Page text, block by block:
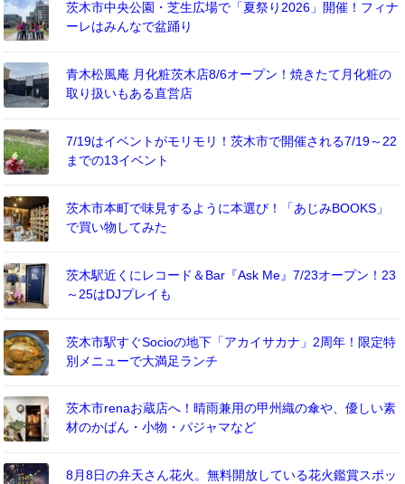
茨木市中央公園・芝生広場で「夏祭り2026」開催！フィナ
ーレはみんなで盆踊り
青木松風庵 月化粧茨木店8/6オープン！焼きたて月化粧の
取り扱いもある直営店
7/19はイベントがモリモリ！茨木市で開催される7/19～22
までの13イベント
茨木市本町で味見するように本選び！「あじみBOOKS」
で買い物してみた
茨木駅近くにレコード＆Bar『Ask Me』7/23オープン！23
～25はDJプレイも
茨木市駅すぐSocioの地下「アカイサカナ」2周年！限定特
別メニューで大満足ランチ
茨木市renaお蔵店へ！晴雨兼用の甲州織の傘や、優しい素
材のかばん・小物・パジャマなど
8月8日の弁天さん花火。無料開放している花火鑑賞スポッ